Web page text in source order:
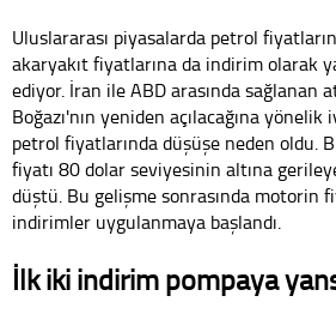
Uluslararası piyasalarda petrol
akaryakıt fiyatlarına da indirim olarak
ediyor. İran ile ABD arasında sağlanan
Boğazı'nın yeniden açılacağına
petrol fiyatlarında düşüşe neden oldu.
fiyatı 80 dolar seviyesinin altına
düştü. Bu gelişme sonrasında motorin
indirimler uygulanmaya başlandı.
İlk iki indirim pompaya